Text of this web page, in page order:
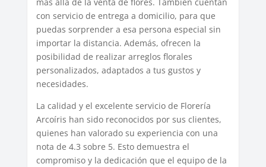
con servicio de entrega a domicilio, para que
puedas sorprender a esa persona especial sin
importar la distancia. Además, ofrecen la
posibilidad de realizar arreglos florales
personalizados, adaptados a tus gustos y
necesidades.
La calidad y el excelente servicio de Florería
Arcoíris han sido reconocidos por sus clientes,
quienes han valorado su experiencia con una
nota de 4.3 sobre 5. Esto demuestra el
compromiso y la dedicación que el equipo de la